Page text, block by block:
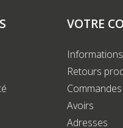
VOTRE
Retours
Commandes
Avoirs
Adresses